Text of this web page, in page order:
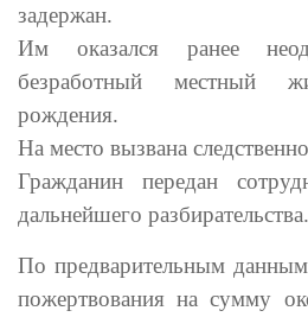
задержан.
Им оказался ранее
безработный местный
рождения.
На место вызвана
Гражданин передан
дальнейшего разбирательства.
По предварительным
пожертвования на сумму